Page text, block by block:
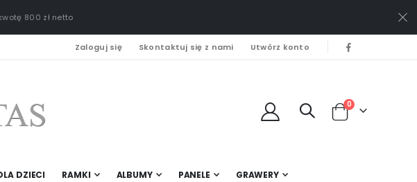
800 zł netto
Zaloguj się Skontaktuj się z nami Utwórz konto
Cart
0
DZIECI RAMKI ALBUMY PANELE GRAWERY